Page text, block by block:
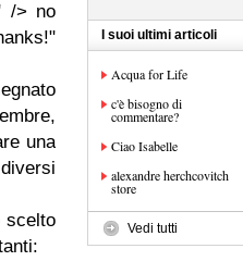
/> no
una
scelto
I suoi ultimi articoli
Acqua for Life
c'è bisogno di
commentare?
Ciao Isabelle
alexandre herchcovitch
store
Vedi tutti